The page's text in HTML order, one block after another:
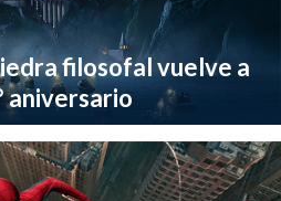
filosofal vuelve a
aniversario